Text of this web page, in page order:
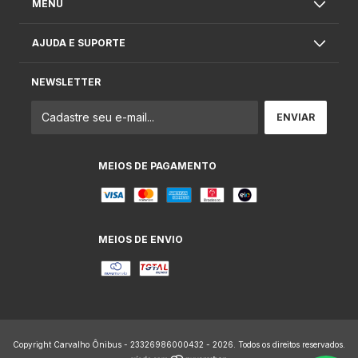
MENU
AJUDA E SUPORTE
NEWSLETTER
MEIOS DE PAGAMENTO
MEIOS DE ENVIO
Copyright Carvalho Ônibus - 23326986000432 - 2026. Todos os direitos reservados.